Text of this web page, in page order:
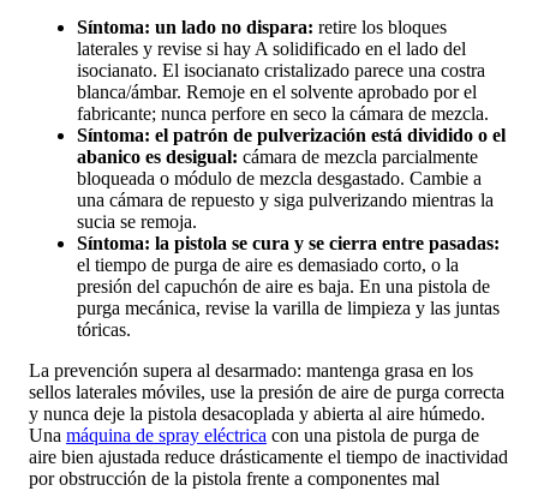
Síntoma: un lado no dispara: retire los bloques
laterales y revise si hay A solidificado en el lado del
isocianato. El isocianato cristalizado parece una costra
blanca/ámbar. Remoje en el solvente aprobado por el
fabricante; nunca perfore en seco la cámara de mezcla.
Síntoma: el patrón de pulverización está dividido o el
abanico es desigual: cámara de mezcla parcialmente
bloqueada o módulo de mezcla desgastado. Cambie a
una cámara de repuesto y siga pulverizando mientras la
sucia se remoja.
Síntoma: la pistola se cura y se cierra entre pasadas:
el tiempo de purga de aire es demasiado corto, o la
presión del capuchón de aire es baja. En una pistola de
purga mecánica, revise la varilla de limpieza y las juntas
tóricas.
La prevención supera al desarmado: mantenga grasa en los
sellos laterales móviles, use la presión de aire de purga correcta
y nunca deje la pistola desacoplada y abierta al aire húmedo.
Una máquina de spray eléctrica con una pistola de purga de
aire bien ajustada reduce drásticamente el tiempo de inactividad
por obstrucción de la pistola frente a componentes mal